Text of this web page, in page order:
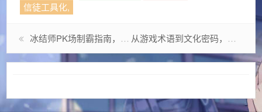
信徒工具化,
冰结师PK场制霸指南，技能加点与战术体系深度解析 从游戏术语到文化密码，解读First Blood的跨时空征途